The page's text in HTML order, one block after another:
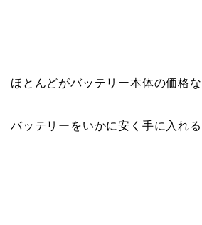
ほとんどがバッテリー本体の価格
バッテリーをいかに安く手に入れる